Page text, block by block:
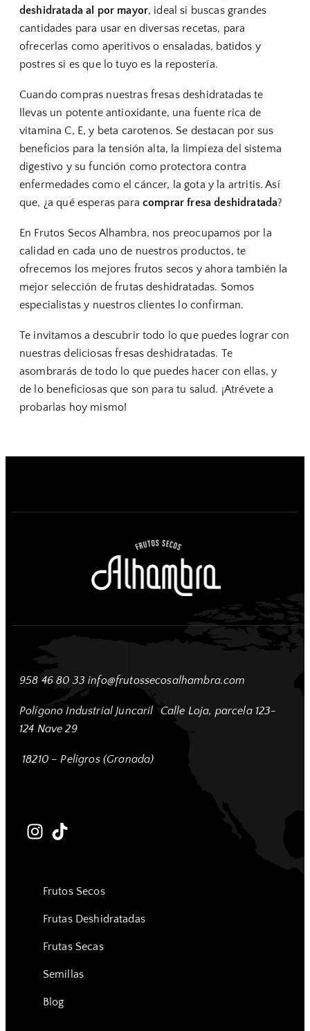
deshidratada al por mayor, ideal si buscas grandes
cantidades para usar en diversas recetas, para
ofrecerlas como aperitivos o ensaladas, batidos y
postres si es que lo tuyo es la repostería.
Cuando compras nuestras fresas deshidratadas te
llevas un potente antioxidante, una fuente rica de
vitamina C, E, y beta carotenos. Se destacan por sus
beneficios para la tensión alta, la limpieza del sistema
digestivo y su función como protectora contra
enfermedades como el cáncer, la gota y la artritis. Así
que, ¿a qué esperas paracomprar fresa deshidratada?
En Frutos Secos Alhambra, nos preocupamos por la
calidad en cada uno de nuestros productos, te
ofrecemos los mejores frutos secos y ahora también la
mejor selección de frutas deshidratadas. Somos
especialistas y nuestros clientes lo confirman.
Te invitamos a descubrir todo lo que puedes lograr con
nuestras deliciosas fresas deshidratadas. Te
asombrarás de todo lo que puedes hacer con ellas, y
de lo beneficiosas que son para tu salud. ¡Atrévete a
probarlas hoy mismo!
958 46 80 33info@frutossecosalhambra.com
Polígono Industrial Juncaril Calle Loja, parcela 123-
124 Nave 29
18210 – Peligros (Granada)
Frutos Secos
Frutas Deshidratadas
Frutas Secas
Semillas
Blog